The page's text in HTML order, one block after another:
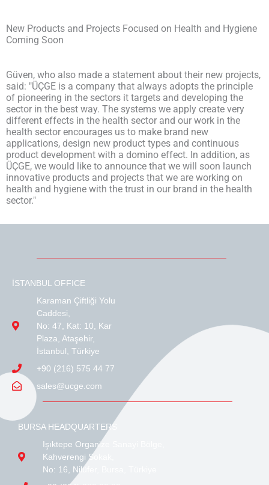
New Products and Projects Focused on Health and Hygiene
Coming Soon
Güven, who also made a statement about their new projects,
said: "ÜÇGE is a company that always adopts the principle
of pioneering in the sectors it targets and developing the
sector in the best way. The systems we apply create very
different effects in the health sector and our work in the
health sector encourages us to make brand new
applications, design new product types and continuous
product development with a domino effect. In addition, as
ÜÇGE, we would like to announce that we will soon launch
innovative products and projects that we are working on
health and hygiene with the trust in our brand in the health
sector."
BURSA HEADQUARTERS
Işıktepe Organize Sanayi Bölge,
Kahverengi Sokak,
No: 16, Nilüfer, Bursa, Türkiye
İSTANBUL OFFICE
Karaman Çiftliği Yolu
Caddesi,
No: 47, Kat: 10, Kar
Plaza, Ataşehir,
İstanbul, Türkiye
+90 (216) 575 44 77
sales@ucge.com